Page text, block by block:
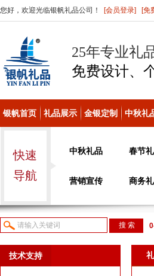
您好，欢迎光临银帆礼品公司！ [会员登录] [免
25年专业礼
免费设计、
银帆首页 礼品展示 金银定制 中秋礼
快速
导航
中秋礼品 春节
营销宣传 商务
技术支持